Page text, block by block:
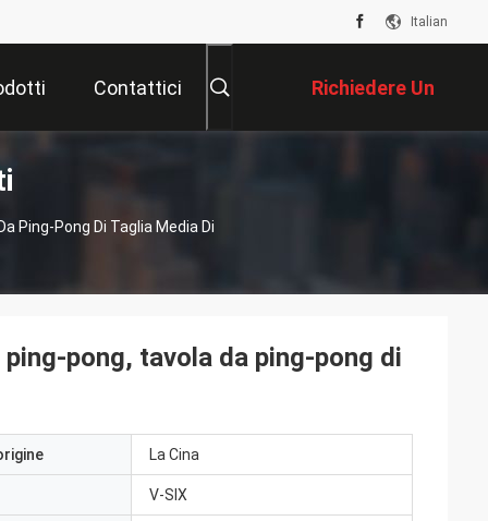
Italian
Contattici Richiedere Un
Preventivo
Ping-Pong Di Taglia Media Di
pong, tavola da ping-pong di
La Cina
V-SIX